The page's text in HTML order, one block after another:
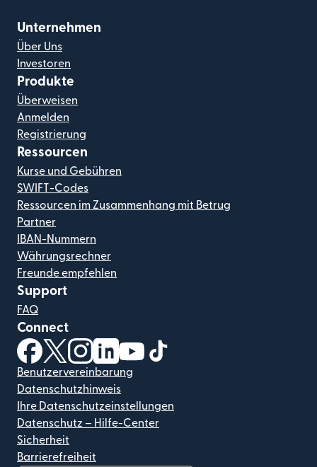
Unternehmen
Über Uns
Investoren
Produkte
Überweisen
Anmelden
Registrierung
Ressourcen
Kurse und Gebühren
SWIFT-Codes
Ressourcen im Zusammenhang mit Betrug
Partner
IBAN-Nummern
Währungsrechner
Freunde empfehlen
Support
FAQ
Connect
(wird in einem neuen Fenster geöffnet)
(wird in einem neuen Fenster geöffnet)
(wird in einem neuen Fenster geöffnet)
(wird in einem neuen Fenster geöffnet)
(wird in einem neuen Fenster
Benutzervereinbarung
Datenschutzhinweis
Ihre Datenschutzeinstellungen
Datenschutz – Hilfe-Center
Sicherheit
Barrierefreiheit